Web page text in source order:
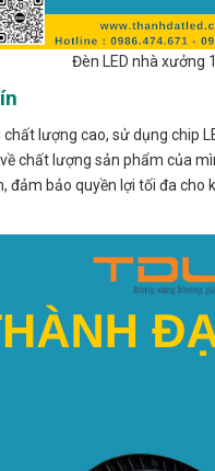
Đèn LED nhà xưởng
lượng cao, sử dụng chip
chất lượng sản phẩm của
đảm bảo quyền lợi tối đa